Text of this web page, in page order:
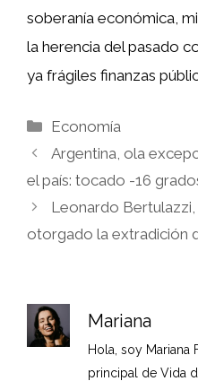
soberanía económica,
la herencia del pasado
ya frágiles finanzas
Categorías
Economía
Argentina, ola
el país: tocado -16
Leonardo
otorgado la extradición
Mariana
Hola, soy Mariana
principal de Vida